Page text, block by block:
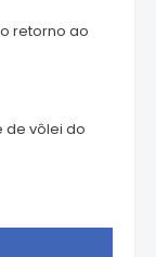
retorno ao
de vôlei do